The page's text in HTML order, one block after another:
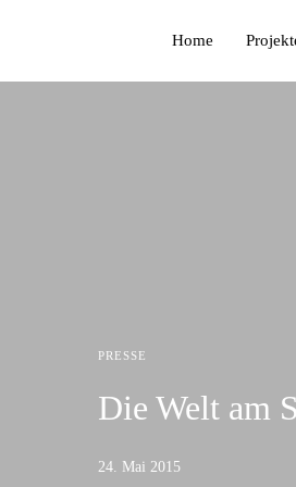
Home
PRESSE
Die Welt am
24. Mai 2015